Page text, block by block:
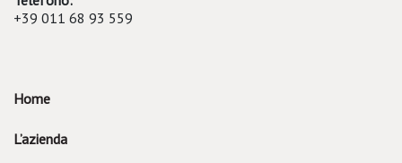
+39 011 68 93 559
Home
L’azienda